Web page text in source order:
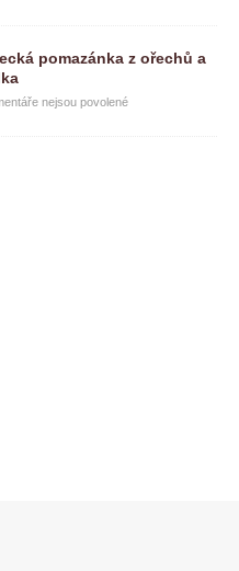
pomazánka z ořechů a
nejsou povolené